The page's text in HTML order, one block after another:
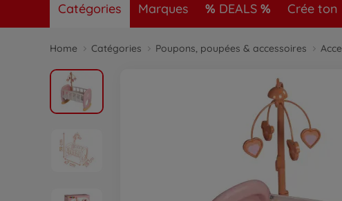
Catégories Marques DEALS Crée ton
Home Catégories Poupons, poupées & accessoires